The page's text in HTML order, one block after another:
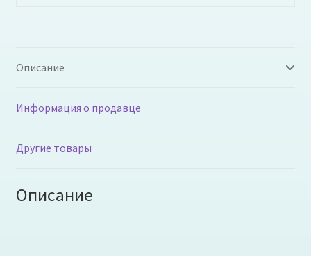
Описание
Информация о продавце
Другие товары
Описание